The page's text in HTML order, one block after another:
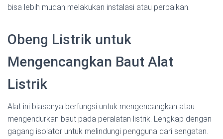
bisa lebih mudah melakukan instalasi atau perbaikan.
Obeng Listrik untuk
Mengencangkan Baut Alat
Listrik
Alat ini biasanya berfungsi untuk mengencangkan atau
mengendurkan baut pada peralatan listrik. Lengkap dengan
gagang isolator untuk melindungi pengguna dari sengatan.